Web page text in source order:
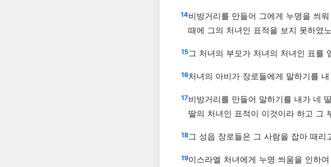
14비방거리를 만들어 그에게 누명을 씌
때에 그의 처녀인 표적을 보지 못하였
15그 처녀의 부모가 처녀의 처녀인 표를
16처녀의 아비가 장로들에게 말하기를
17비방거리를 만들어 말하기를 내가 네
딸의 처녀인 표적이 이것이라 하고 그
18그 성읍 장로들은 그 사람을 잡아 때리
19이스라엘 처녀에게 누명 씌움을 인하